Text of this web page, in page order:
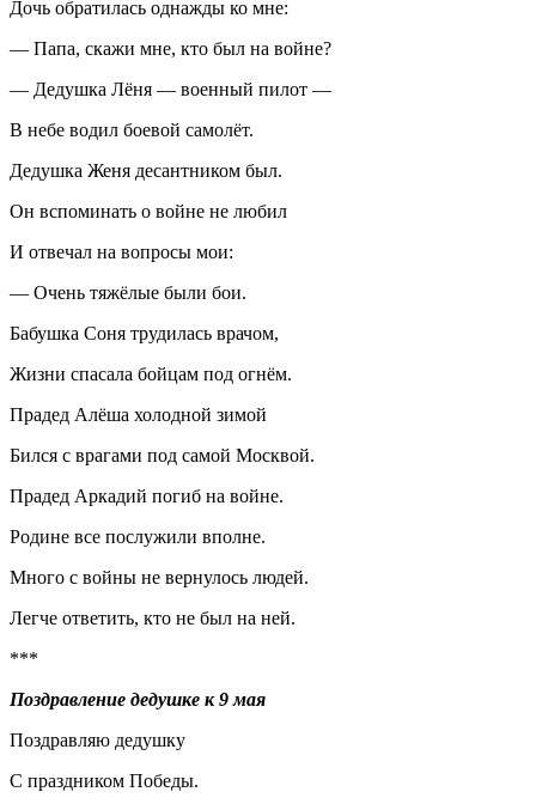
Дочь обратилась однажды ко мне:
— Папа, скажи мне, кто был на войне?
— Дедушка Лёня — военный пилот —
В небе водил боевой самолёт.
Дедушка Женя десантником был.
Он вспоминать о войне не любил
И отвечал на вопросы мои:
— Очень тяжёлые были бои.
Бабушка Соня трудилась врачом,
Жизни спасала бойцам под огнём.
Прадед Алёша холодной зимой
Бился с врагами под самой Москвой.
Прадед Аркадий погиб на войне.
Родине все послужили вполне.
Много с войны не вернулось людей.
Легче ответить, кто не был на ней.
***
Поздравление дедушке к 9 мая
Поздравляю дедушку
С праздником Победы.